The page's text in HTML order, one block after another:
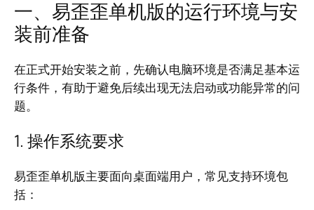
一、易歪歪单机版的运行环境与安
装前准备
在正式开始安装之前，先确认电脑环境是否满足基本运
行条件，有助于避免后续出现无法启动或功能异常的问
题。
1. 操作系统要求
易歪歪单机版主要面向桌面端用户，常见支持环境包
括：